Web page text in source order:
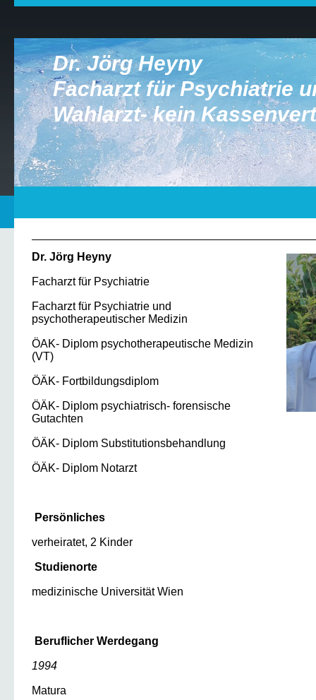
Dr. Jörg Heyny
Facharzt für Psychiatrie
Wahlarzt- kein
Dr. Jörg Heyny
Facharzt für Psychiatrie
Facharzt für Psychiatrie und
psychotherapeutischer Medizin
ÖAK- Diplom psychotherapeutische Medizin
(VT)
ÖÄK- Fortbildungsdiplom
ÖÄK- Diplom psychiatrisch- forensische
Gutachten
ÖÄK- Diplom Substitutionsbehandlung
ÖÄK- Diplom Notarzt
Persönliches
verheiratet, 2 Kinder
Studienorte
medizinische Universität Wien
Beruflicher Werdegang
1994
Matura